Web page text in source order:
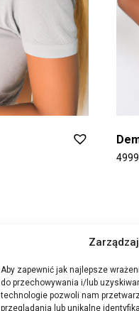
Aby zapewnić jak najlepsze
do przechowywania i/lub
technologie pozwoli nam
przeglądania lub unikalne